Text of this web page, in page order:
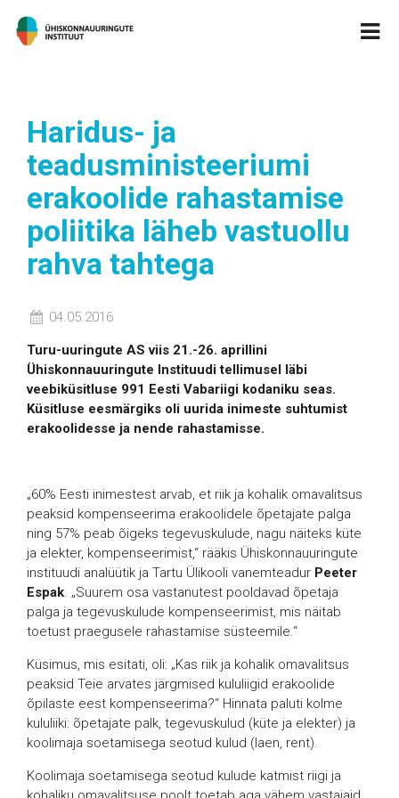
Haridus- ja
teadusministeeriumi
erakoolide rahastamise
poliitika läheb vastuollu
rahva tahtega
04.05.2016
Turu-uuringute AS viis 21.-26. aprillini
Ühiskonnauuringute Instituudi tellimusel läbi
veebiküsitluse 991 Eesti Vabariigi kodaniku seas.
Küsitluse eesmärgiks oli uurida inimeste suhtumist
erakoolidesse ja nende rahastamisse.
„60% Eesti inimestest arvab, et riik ja kohalik omavalitsus
peaksid kompenseerima erakoolidele õpetajate palga
ning 57% peab õigeks tegevuskulude, nagu näiteks küte
ja elekter, kompenseerimist,“ rääkis Ühiskonnauuringute
instituudi analüütik ja Tartu Ülikooli vanemteadur Peeter
Espak. „Suurem osa vastanutest pooldavad õpetaja
palga ja tegevuskulude kompenseerimist, mis näitab
toetust praegusele rahastamise süsteemile.“
Küsimus, mis esitati, oli: „Kas riik ja kohalik omavalitsus
peaksid Teie arvates järgmised kululiigid erakoolide
õpilaste eest kompenseerima?“ Hinnata paluti kolme
kululiiki: õpetajate palk, tegevuskulud (küte ja elekter) ja
koolimaja soetamisega seotud kulud (laen, rent).
Koolimaja soetamisega seotud kulude katmist riigi ja